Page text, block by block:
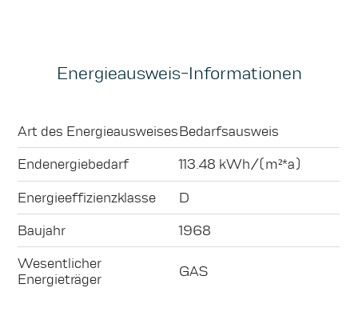
Energieausweis-Informationen
Art des EnergieausweisesBedarfsausweis
Endenergiebedarf 113.48 kWh/(m²*a)
Energieeffizienzklasse D
Baujahr 1968
Wesentlicher
Energieträger
GAS